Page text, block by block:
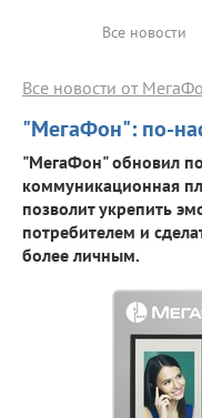
Все новости
"МегаФон": по-
Все новости от
"МегаФон" обновил
коммуникационная
позволит укрепить
потребителем и
более личным.